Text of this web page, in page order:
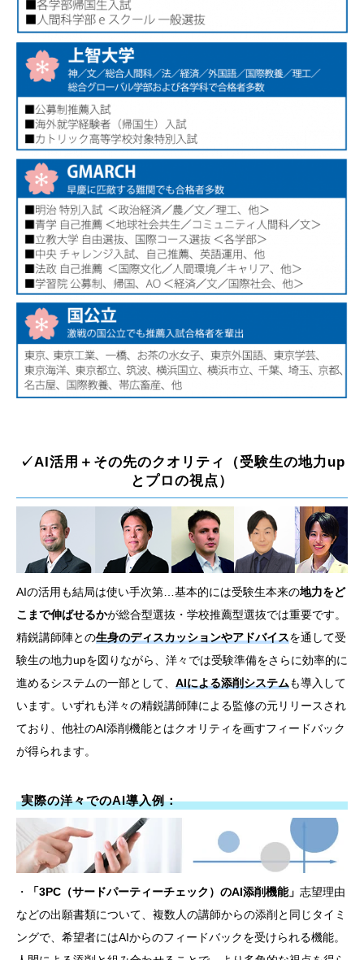
✓AI活用＋その先のクオリティ（受験生の地力up
とプロの視点）
AIの活用も結局は使い手次第…基本的には受験生本来の地力をど
こまで伸ばせるかが総合型選抜・学校推薦型選抜では重要です。
精鋭講師陣との生身のディスカッションやアドバイスを通して受
験生の地力upを図りながら、洋々では受験準備をさらに効率的に
進めるシステムの一部として、 AIによる添削システムも導入して
います。いずれも洋々の精鋭講師陣による監修の元リリースされ
ており、他社のAI添削機能とはクオリティを画すフィードバック
が得られます。
実際の洋々でのAI導入例：
・ 「3PC（サードパーティーチェック）のAI添削機能」 志望理由
などの出願書類について、複数人の講師からの添削と同じタイミ
ングで、希望者にはAIからのフィードバックを受けられる機能。